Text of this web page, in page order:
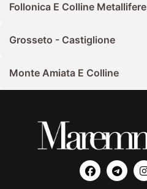
Follonica E Colline Metallifere
Grosseto - Castiglione
Monte Amiata E Colline